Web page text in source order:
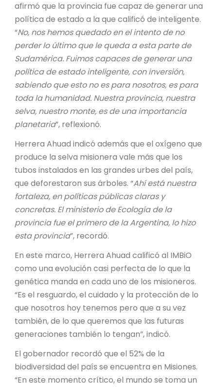
afirmó que la provincia fue capaz de generar una
política de estado a la que calificó de inteligente.
“No, nos hemos quedado en el intento de no
perder lo último que le queda a esta parte de
Sudamérica. Fuimos capaces de generar una
política de estado inteligente, con inversión,
sabiendo que esto no es para nosotros, es para
toda la humanidad. Nuestra provincia, nuestra
selva, nuestro monte, es de una importancia
planetaria”, reflexionó.
Herrera Ahuad indicó además que el oxígeno que
produce la selva misionera vale más que los
tubos instalados en las grandes urbes del país,
que deforestaron sus árboles. “Ahí está nuestra
fortaleza, en políticas públicas claras y
concretas. El ministerio de Ecología de la
provincia fue el primero de la Argentina, lo hizo
esta provincia”, recordó.
En este marco, Herrera Ahuad calificó al IMBiO
como una evolución casi perfecta de lo que la
genética manda en cada uno de los misioneros.
“Es el resguardo, el cuidado y la protección de lo
que nosotros hoy tenemos pero que a su vez
también, de lo que queremos que las futuras
generaciones también lo tengan”, indicó.
El gobernador recordó que el 52% de la
biodiversidad del país se encuentra en Misiones.
“En este momento crítico, el mundo se toma un